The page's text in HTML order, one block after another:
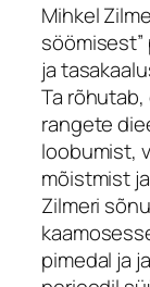
Mihkel
ja
Ta
rangete
loobumist,
mõistmist
Zilmeri
pimedal ja